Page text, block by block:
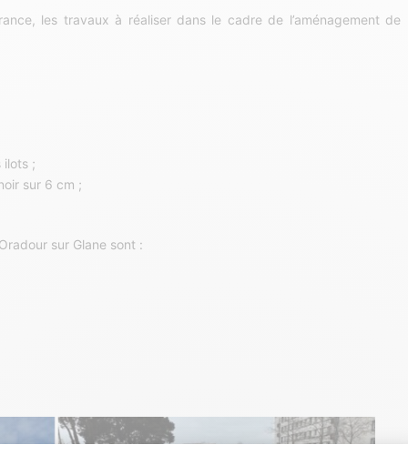
les travaux à réaliser dans le cadre de l’aménagement de
ilots ;
sur 6 cm ;
sur Glane sont :